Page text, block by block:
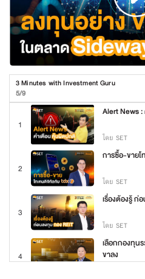
3 Minutes with Investment Guru
5/9
1
Alert News
โดย SET
2
การซื้อ-ขาย
โดย SET
3
เรื่องต้องรู้ ก่
โดย SET
4
เลือกกองทุน
ขาลง